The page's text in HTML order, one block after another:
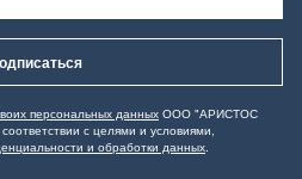
персональных данных ООО "АРИСТОС
с целями и условиями,
и обработки данных